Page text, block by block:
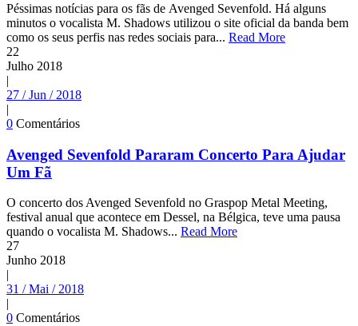
Péssimas notícias para os fãs de Avenged Sevenfold. Há alguns
minutos o vocalista M. Shadows utilizou o site oficial da banda bem
como os seus perfis nas redes sociais para... Read More
22
Julho 2018
|
27 / Jun / 2018
|
0 Comentários
Avenged Sevenfold Pararam Concerto Para Ajudar
Um Fã
O concerto dos Avenged Sevenfold no Graspop Metal Meeting,
festival anual que acontece em Dessel, na Bélgica, teve uma pausa
quando o vocalista M. Shadows... Read More
27
Junho 2018
|
31 / Mai / 2018
|
0 Comentários